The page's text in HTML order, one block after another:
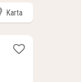
Karta